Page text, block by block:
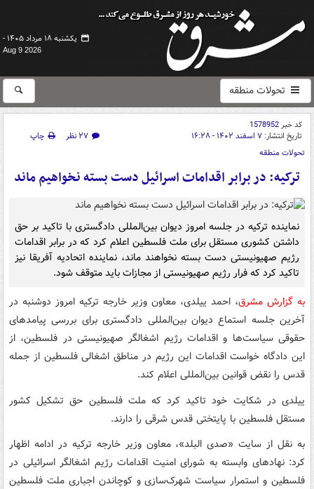
یکشنبه ۱۸ مرداد ۱۴۰۵ -
Aug 9 2026
تحولات منطقه
کد خبر1578952
تاریخ انتشار: ۷ اسفند ۱۴۰۲ - ۱۶:۲۸ ۲۷ نظر
چاپ
تحولات منطقه
ترکیه: در برابر اقدامات اسرائیل دست بسته نخواهیم ماند
نماینده ترکیه در جلسه امروز دیوان بین‌المللی دادگستری با تاکید بر حق
داشتن کشوری مستقل برای ملت فلسطین اعلام کرد که در برابر اقدامات
رژیم صهیونیستی دست بسته نخواهند ماند، نماینده اتحادیه آفریقا نیز
تاکید کرد که فرار رژیم صهیونیستی از مجازات باید متوقف شود.
به گزارش مشرق، احمد ییلدی، معاون وزیر خارجه ترکیه امروز دوشنبه در
آخرین جلسه استماع دیوان بین‌المللی دادگستری برای بررسی پیامدهای
حقوقی سیاست‌ها و اقدامات رژیم اشغالگر صهیونیستی در فلسطین، از
این دادگاه خواست اقدامات این رژیم در مناطق اشغالی فلسطین از جمله
قدس را نقض قوانین بین‌المللی اعلام کند.
ییلدی در شکایت خود تاکید کرد که ملت فلسطین حق تشکیل کشور
مستقل فلسطین با پایتختی قدس شرقی را دارند.
به نقل از سایت «صدی البلد»، معاون وزیر خارجه ترکیه در ادامه اظهار
کرد: نهادهای وابسته به شورای امنیت اقدامات رژیم اشغالگر اسرائیلی در
فلسطین و استمرار سیاست‌ شهرک‌سازی و کوچاندن اجباری ملت فلسطین